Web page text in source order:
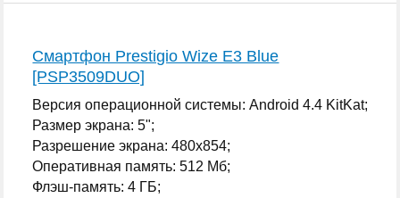
Смартфон Prestigio Wize E3 Blue
[PSP3509DUO]
Версия операционной системы: Android 4.4 KitKat;
Размер экрана: 5";
Разрешение экрана: 480x854;
Оперативная память: 512 Мб;
Флэш-память: 4 ГБ;